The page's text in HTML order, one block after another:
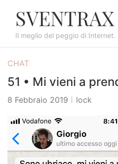
SVENTRAX
Il meglio del peggio di Internet.
CHAT
51 • Mi vieni a
8 Febbraio 2019 lock